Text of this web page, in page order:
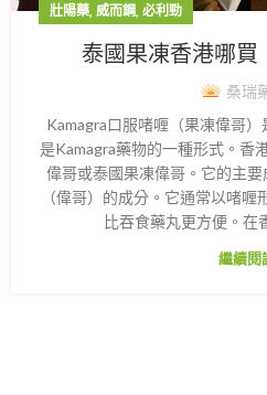
壯陽藥, 威而鋼, 必利勁
泰國果凍香港哪買
桑瑞
Kamagra口服啫喱（果凍偉哥
是Kamagra藥物的一種形式。香
偉哥或泰國果凍偉哥。它的主
（偉哥）的成分。它通常以啫
比吞食藥丸更方便。在
繼續閱